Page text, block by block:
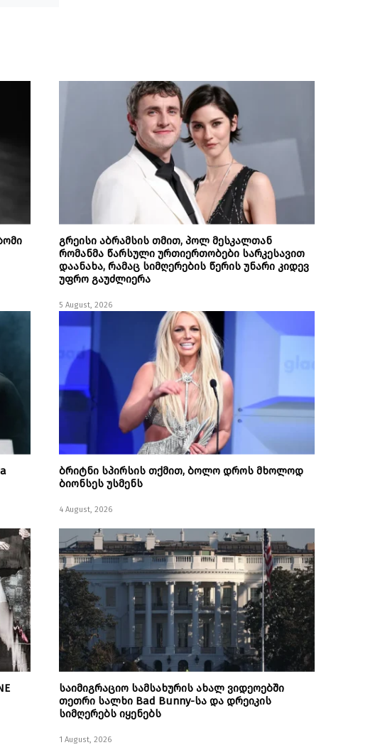
გრეისი აბრამსის თმით, პოლ მესკალთან
რომანმა წარსული ურთიერთობები სარკესავით
დაანახა, რამაც სიმღერების წერის უნარი კიდევ
უფრო გაუძლიერა
5 August, 2026
ბრიტნი სპირსის თქმით, ბოლო დროს მხოლოდ
ბიონსეს უსმენს
4 August, 2026
საიმიგრაციო სამსახურის ახალ ვიდეოებში
თეთრი სალხი Bad Bunny-სა და დრეიკის
სიმღერებს იყენებს
1 August, 2026